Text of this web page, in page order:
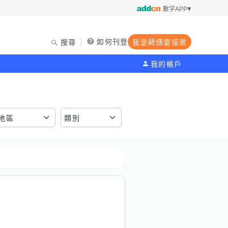
數字APP
搜尋 如何刊登 我是師傅要接案
我的帳戶
區 類別